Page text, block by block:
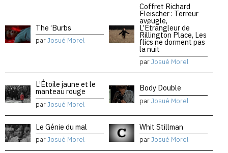
The ‘Burbs
parJosué Morel
Coffret Richard
Fleischer : Terreur
aveugle,
L’Étrangleur de
Rillington Place, Les
flics ne dorment pas
la nuit
parJosué Morel
L’Étoile jaune et le
manteau rouge
parJosué Morel
Body Double
parJosué Morel
Le Génie du mal
parJosué Morel
Whit Stillman
parJosué Morel